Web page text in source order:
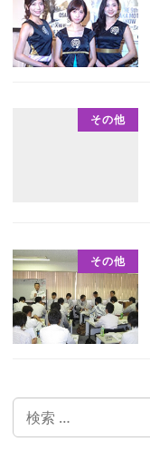
その他
その他
索